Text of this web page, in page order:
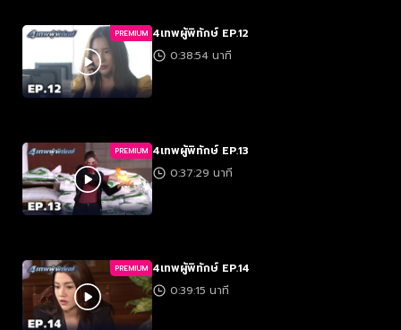
PREMIUM 4เทพผู้พิทักษ์ EP.12
0:38:54 นาที
PREMIUM 4เทพผู้พิทักษ์ EP.13
0:37:29 นาที
PREMIUM 4เทพผู้พิทักษ์ EP.14
0:39:15 นาที